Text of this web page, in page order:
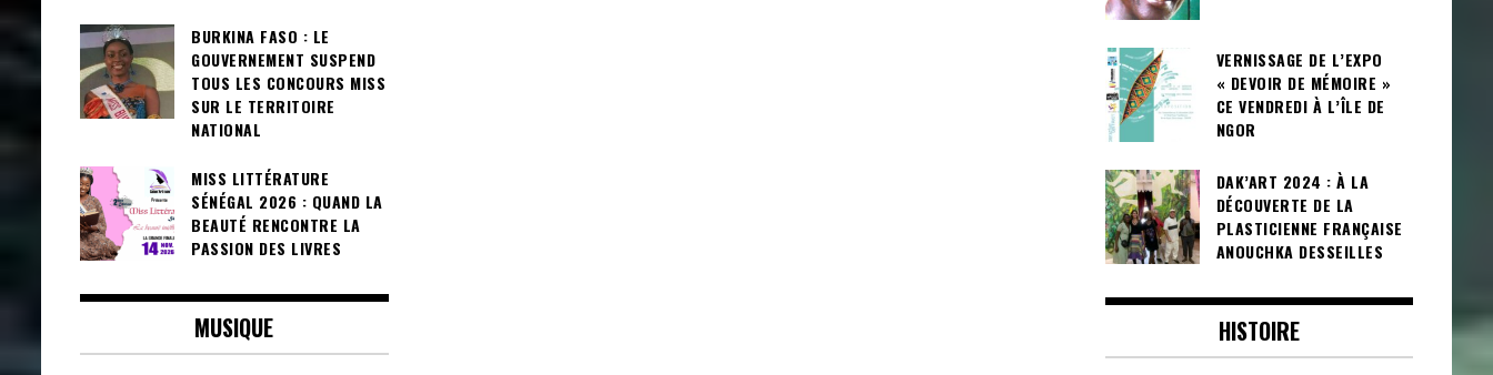
BURKINA FASO : LE
GOUVERNEMENT SUSPEND
TOUS LES CONCOURS MISS
SUR LE TERRITOIRE
NATIONAL
MISS LITTÉRATURE
SÉNÉGAL 2026 : QUAND LA
BEAUTÉ RENCONTRE LA
PASSION DES LIVRES
MUSIQUE
VERNISSAGE DE L’EXPO
« DEVOIR DE MÉMOIRE »
CE VENDREDI À L’ÎLE DE
NGOR
DAK’ART 2024 : À LA
DÉCOUVERTE DE LA
PLASTICIENNE FRANÇAISE
ANOUCHKA DESSEILLES
HISTOIRE